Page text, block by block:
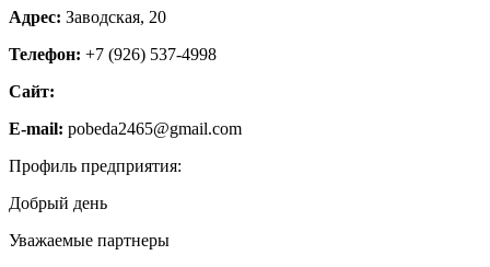
Адрес: Заводская, 20
Телефон: +7 (926) 537-4998
Сайт:
E-mail: pobeda2465@gmail.com
Профиль предприятия:
Добрый день
Уважаемые партнеры